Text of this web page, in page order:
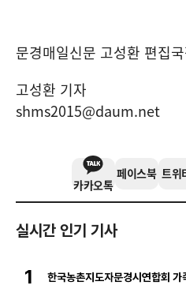
문경매일신문 고성환 편집
고성환 기자
shms2015@daum.net
카카오톡
페이스북 트위
실시간 인기 기사
1 한국농촌지도자문경시연합회 가